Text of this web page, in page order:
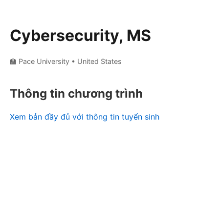
Cybersecurity, MS
🏫 Pace University • United States
Thông tin chương trình
Xem bản đầy đủ với thông tin tuyển sinh